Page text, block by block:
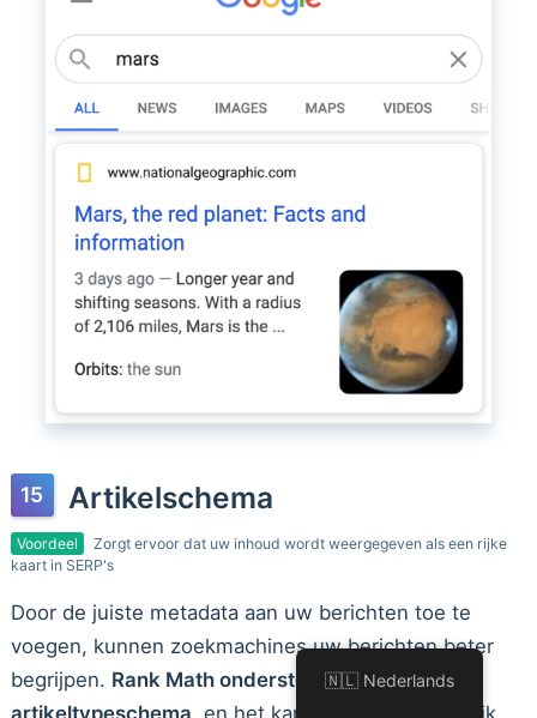
Artikelschema
Voordeel
Zorgt ervoor dat uw inhoud wordt weergegeven als een rijke
kaart in SERP's
Door de juiste metadata aan uw berichten toe te
voegen, kunnen zoekmachines uw berichten beter
begrijpen. Rank Math ondersteunt volledig het
artikeltypeschema , en het kan met een enkele klik
🇳🇱 Nederlands